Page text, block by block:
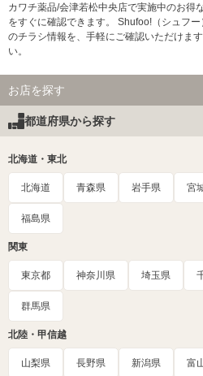
カワチ薬品/会津若松中央店で実施中のお得
をすぐに確認できます。 Shufoo!（シュフ
のチラシ情報を、手軽にご確認いただけま
い。
お店を探す
都道府県から探す
北海道・東北
北海道 青森県 岩手県 宮
福島県
関東
東京都 神奈川県 埼玉県
群馬県
北陸・甲信越
山梨県 長野県 新潟県 富